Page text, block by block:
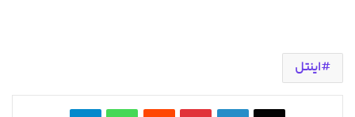
اینتل
X لینکدین ‫پین‌ترست‫رددیت واتس آپ تلگرام